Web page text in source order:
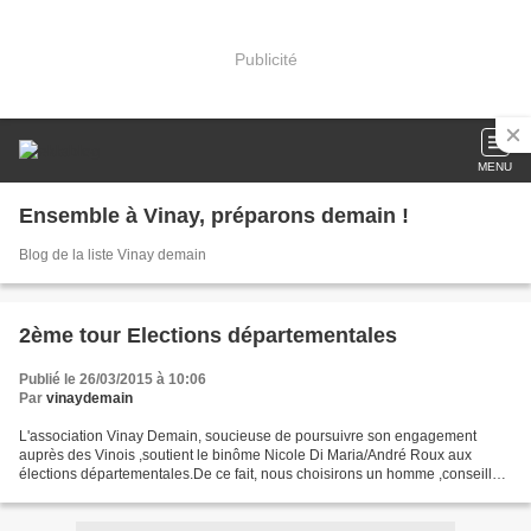
Publicité
MENU
Ensemble à Vinay, préparons demain !
Blog de la liste Vinay demain
2ème tour Elections départementales
Publié le 26/03/2015 à 10:06
Par vinaydemain
L'association Vinay Demain, soucieuse de poursuivre son engagement
auprès des Vinois ,soutient le binôme Nicole Di Maria/André Roux aux
élections départementales.De ce fait, nous choisirons un homme ,conseiller